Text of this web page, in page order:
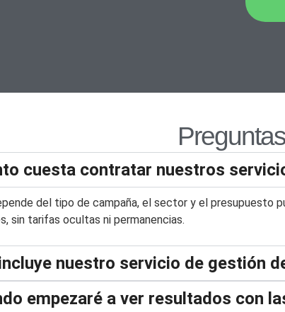
cuesta contratar nuestros
del tipo de campaña, el sector y el presupuesto
sin tarifas ocultas ni permanencias.
nuestro servicio de gestión
empezaré a ver resultados con